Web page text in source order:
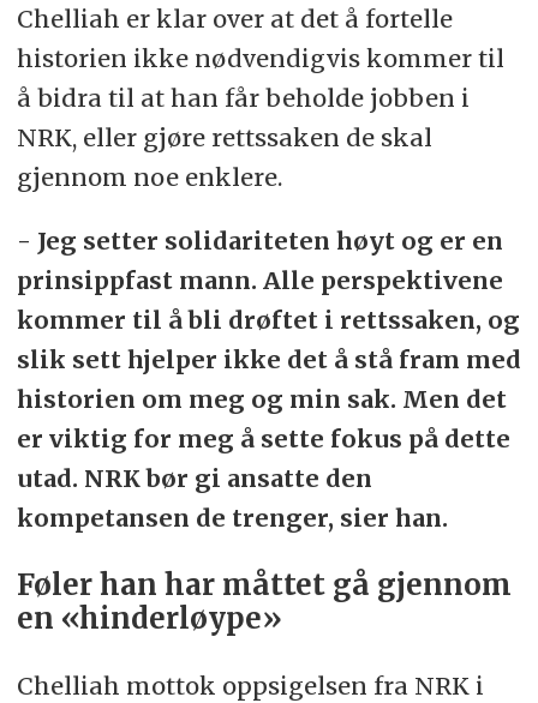
Chelliah er klar over at det å fortelle
historien ikke nødvendigvis kommer til
å bidra til at han får beholde jobben i
NRK, eller gjøre rettssaken de skal
gjennom noe enklere.
- Jeg setter solidariteten høyt og er en
prinsippfast mann. Alle perspektivene
kommer til å bli drøftet i rettssaken, og
slik sett hjelper ikke det å stå fram med
historien om meg og min sak. Men det
er viktig for meg å sette fokus på dette
utad. NRK bør gi ansatte den
kompetansen de trenger, sier han.
Føler han har måttet gå gjennom
en «hinderløype»
Chelliah mottok oppsigelsen fra NRK i